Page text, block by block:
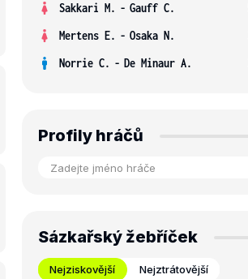
Sakkari M. - Gauff C.
Mertens E. - Osaka N.
Norrie C. - De Minaur A.
Profily hráčů
Sázkařský žebříček
Nejziskovější Nejztrátovější